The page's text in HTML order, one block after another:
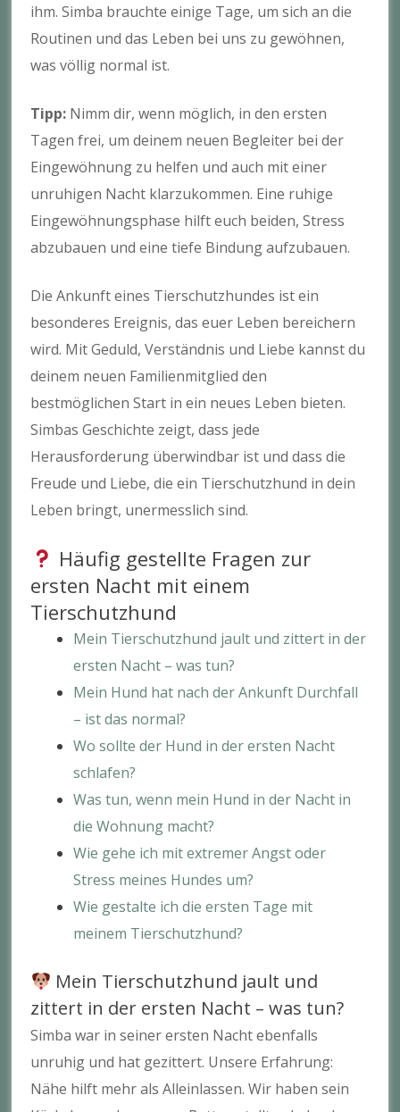
ihm. Simba brauchte einige Tage, um sich an die
Routinen und das Leben bei uns zu gewöhnen,
was völlig normal ist.
Tipp: Nimm dir, wenn möglich, in den ersten
Tagen frei, um deinem neuen Begleiter bei der
Eingewöhnung zu helfen und auch mit einer
unruhigen Nacht klarzukommen. Eine ruhige
Eingewöhnungsphase hilft euch beiden, Stress
abzubauen und eine tiefe Bindung aufzubauen.
Die Ankunft eines Tierschutzhundes ist ein
besonderes Ereignis, das euer Leben bereichern
wird. Mit Geduld, Verständnis und Liebe kannst du
deinem neuen Familienmitglied den
bestmöglichen Start in ein neues Leben bieten.
Simbas Geschichte zeigt, dass jede
Herausforderung überwindbar ist und dass die
Freude und Liebe, die ein Tierschutzhund in dein
Leben bringt, unermesslich sind.
Häufig gestellte Fragen zur
ersten Nacht mit einem
Tierschutzhund
Mein Tierschutzhund jault und zittert in der
ersten Nacht – was tun?
Mein Hund hat nach der Ankunft Durchfall
– ist das normal?
Wo sollte der Hund in der ersten Nacht
schlafen?
Was tun, wenn mein Hund in der Nacht in
die Wohnung macht?
Wie gehe ich mit extremer Angst oder
Stress meines Hundes um?
Wie gestalte ich die ersten Tage mit
meinem Tierschutzhund?
Mein Tierschutzhund jault und
zittert in der ersten Nacht – was tun?
Simba war in seiner ersten Nacht ebenfalls
unruhig und hat gezittert. Unsere Erfahrung:
Nähe hilft mehr als Alleinlassen. Wir haben sein